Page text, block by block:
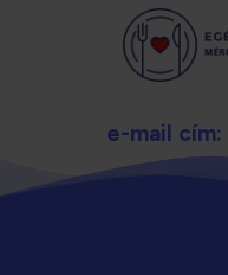
e-mail cím: